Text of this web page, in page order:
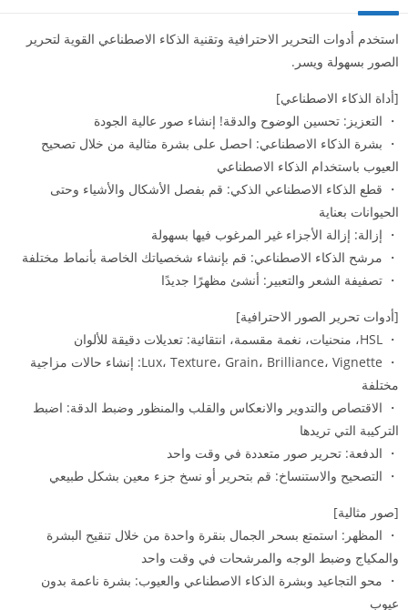
استخدم أدوات التحرير الاحترافية وتقنية الذكاء الاصطناعي القوية لتحرير
الصور بسهولة ويسر.
[أداة الذكاء الاصطناعي]
・ التعزيز: تحسين الوضوح والدقة! إنشاء صور عالية الجودة
・ بشرة الذكاء الاصطناعي: احصل على بشرة مثالية من خلال تصحيح
العيوب باستخدام الذكاء الاصطناعي
・ قطع الذكاء الاصطناعي الذكي: قم بفصل الأشكال والأشياء وحتى
الحيوانات بعناية
・ إزالة: إزالة الأجزاء غير المرغوب فيها بسهولة
・ مرشح الذكاء الاصطناعي: قم بإنشاء شخصياتك الخاصة بأنماط مختلفة
・ تصفيفة الشعر والتعبير: أنشئ مظهرًا جديدًا
[أدوات تحرير الصور الاحترافية]
・ HSL، منحنيات، نغمة مقسمة، انتقائية: تعديلات دقيقة للألوان
・ Lux، Texture، Grain، Brilliance، Vignette: إنشاء حالات مزاجية
مختلفة
・ الاقتصاص والتدوير والانعكاس والقلب والمنظور وضبط الدقة: اضبط
التركيبة التي تريدها
・ الدفعة: تحرير صور متعددة في وقت واحد
・ التصحيح والاستنساخ: قم بتحرير أو نسخ جزء معين بشكل طبيعي
[صور مثالية]
・ المظهر: استمتع بسحر الجمال بنقرة واحدة من خلال تنقيح البشرة
والمكياج وضبط الوجه والمرشحات في وقت واحد
・ محو التجاعيد وبشرة الذكاء الاصطناعي والعيوب: بشرة ناعمة بدون
عيوب